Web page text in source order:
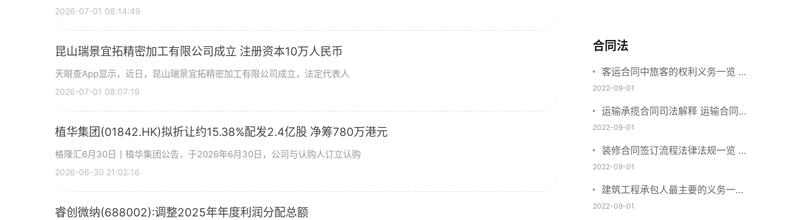
2026-07-01 08:14:49
昆山瑞景宜拓精密加工有限公司成立 注册资本10万人民币
天眼查App显示，近日，昆山瑞景宜拓精密加工有限公司成立，法定代表人
2026-07-01 08:07:19
植华集团(01842.HK)拟折让约15.38%配发2.4亿股 净筹780万港元
格隆汇6月30日丨植华集团公告，于2026年6月30日，公司与认购人订立认购
2026-06-30 21:02:16
睿创微纳(688002):调整2025年年度利润分配总额
合什么要件？
合同法
客运合同中旅客的权利义务一览 主
要包括这些内容
2022-09-01
运输承揽合同司法解释 运输合同中
承运人的义务有哪些
2022-09-01
装修合同签订流程法律法规一览 律
师解答
2022-09-01
建筑工程承包人最主要的义务一览
承包合同内容介绍
2022-09-01